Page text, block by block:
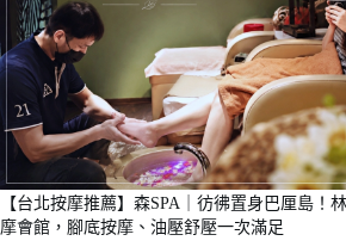
【台北按摩推薦】森SPA｜彷彿置身巴厘島！
摩會館，腳底按摩、油壓舒壓一次滿足